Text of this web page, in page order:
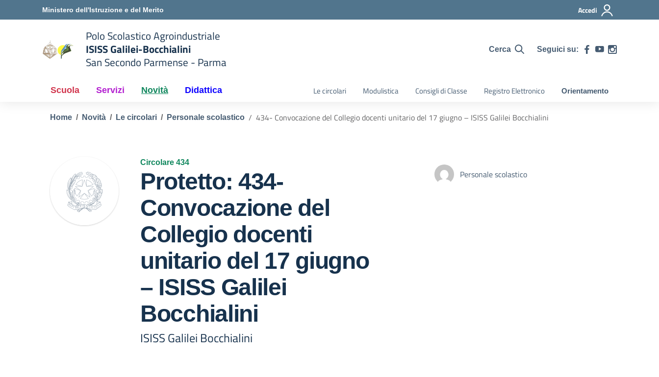
Ministero dell'Istruzione e del Merito Accedi
Polo Scolastico Agroindustriale
ISISS Galilei-Bocchialini
San Secondo Parmense - Parma
Cerca Seguici su:
Scuola Servizi Novità Didattica Le circolari Modulistica Consigli di Classe Registro Elettronico Orientamento
Home Novità Le circolari Personale scolastico 434- Convocazione del Collegio docenti unitario del 17 giugno – ISISS Galilei Bocchialini
Circolare 434
Protetto: 434-
Convocazione del
Collegio docenti
unitario del 17 giugno
– ISISS Galilei
Bocchialini
ISISS Galilei Bocchialini
Personale scolastico